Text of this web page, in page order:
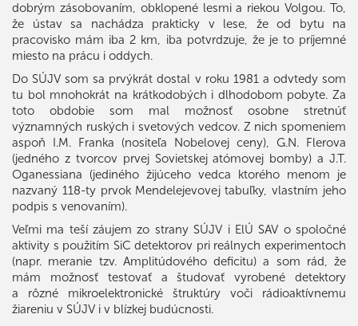
dobrým zásobovaním, obklopené lesmi a riekou Volgou. To,
že ústav sa nachádza prakticky v lese, že od bytu na
pracovisko mám iba 2 km, iba potvrdzuje, že je to príjemné
miesto na prácu i oddych.
Do SÚJV som sa prvýkrát dostal v roku 1981 a odvtedy som
tu bol mnohokrát na krátkodobých i dlhodobom pobyte. Za
toto obdobie som mal možnosť osobne stretnúť
významných ruských i svetových vedcov. Z nich spomeniem
aspoň I.M. Franka (nositeľa Nobelovej ceny), G.N. Flerova
(jedného z tvorcov prvej Sovietskej atómovej bomby) a J.T.
Oganessiana (jediného žijúceho vedca ktorého menom je
nazvaný 118-ty prvok Mendelejevovej tabuľky, vlastním jeho
podpis s venovaním).
Veľmi ma teší záujem zo strany SÚJV i ElÚ SAV o spoločné
aktivity s použitím SiC detektorov pri reálnych experimentoch
(napr. meranie tzv. Amplitúdového deficitu) a som rád, že
mám možnosť testovať a študovať vyrobené detektory
a rôzné mikroelektronické štruktúry voči rádioaktívnemu
žiareniu v SÚJV i v blízkej budúcnosti.